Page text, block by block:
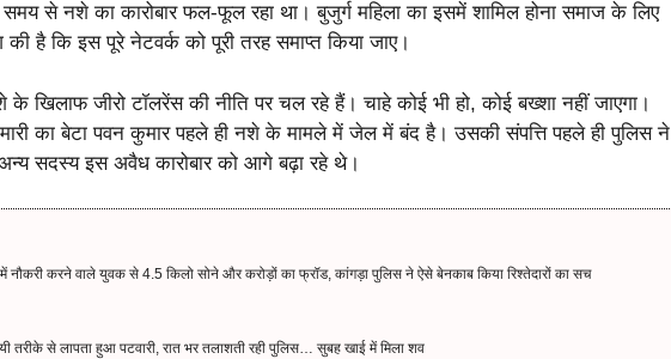
समय से नशे का कारोबार फल-फूल रहा था। बुजुर्ग महिला का इसमें शामिल होना समाज के लिए
है कि इस पूरे नेटवर्क को पूरी तरह समाप्त किया जाए।
खिलाफ जीरो टॉलरेंस की नीति पर चल रहे हैं। चाहे कोई भी हो, कोई बख्शा नहीं जाएगा।
का बेटा पवन कुमार पहले ही नशे के मामले में जेल में बंद है। उसकी संपत्ति पहले ही पुलिस ने
सदस्य इस अवैध कारोबार को आगे बढ़ा रहे थे।
करने वाले युवक से 4.5 किलो सोने और करोड़ों का फ्रॉड, कांगड़ा पुलिस ने ऐसे बेनकाब किया रिश्तेदारों का सच
तरीके से लापता हुआ पटवारी, रात भर तलाशती रही पुलिस… सुबह खाई में मिला शव